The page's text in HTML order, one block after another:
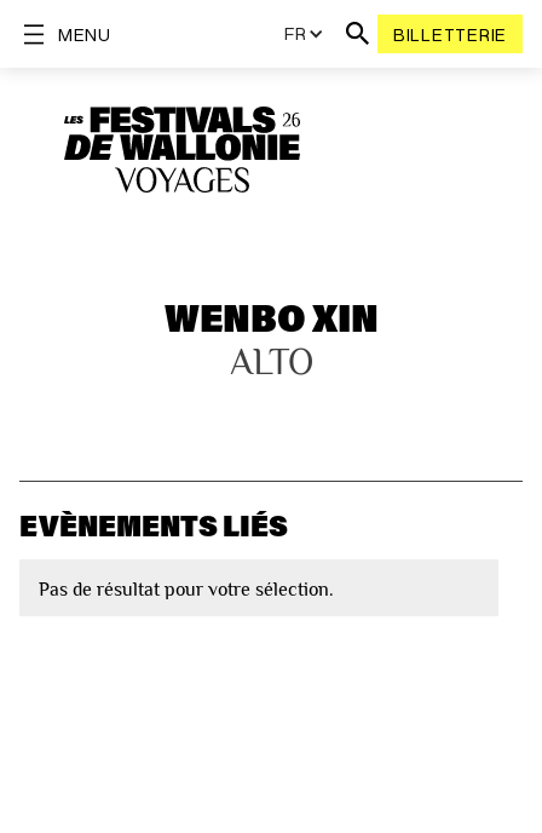
FR BILLETTERIE
MENU
WENBO XIN
ALTO
EVÈNEMENTS LIÉS
Pas de résultat pour votre sélection.